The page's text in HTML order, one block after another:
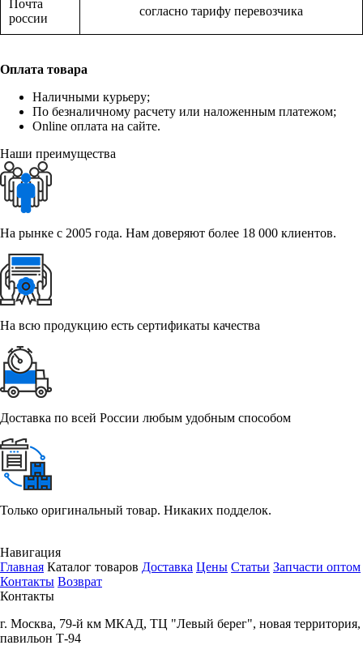
Почта
россии
согласно тарифу перевозчика
Оплата товара
Наличными курьеру;
По безналичному расчету или наложенным платежом;
Online оплата на сайте.
Наши преимущества
На рынке с 2005 года. Нам доверяют более 18 000 клиентов.
На всю продукцию есть сертификаты качества
Доставка по всей России любым удобным способом
Только оригинальный товар. Никаких подделок.
Навигация
Главная Каталог товаров Доставка Цены Статьи Запчасти оптом
Контакты Возврат
Контакты
г. Москва, 79-й км МКАД, ТЦ "Левый берег", новая территория,
павильон Т-94